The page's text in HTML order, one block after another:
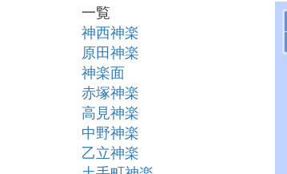
一覧
神西神楽
原田神楽
神楽面
赤塚神楽
高見神楽
中野神楽
乙立神楽